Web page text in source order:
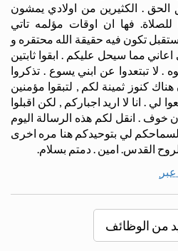
الحق . الكثيرين من اولادي يمشون
فها ان اوقات مؤلمه تاتي
تكون فيه حقيقة الله محتقره و
اعاني مما سيحل عليكم . ابقوا ثابتين
لا تبتعدوا عن ابني يسوع . تذكروا
كنوز ثمينة لكم , لتبقوا مؤمنين
لي . انا لا اريد اجباركم , لكن اقبلوا
خوف . انقل لكم هذه الرسالة اليوم
لي بتوحيدكم هنا مره اخرى
القدس. امين . دمتم بسلام.